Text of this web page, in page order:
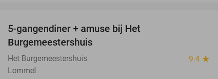
5-gangendiner + amuse bij Het
Burgemeestershuis
Het Burgemeestershuis 9.4 star
Lommel